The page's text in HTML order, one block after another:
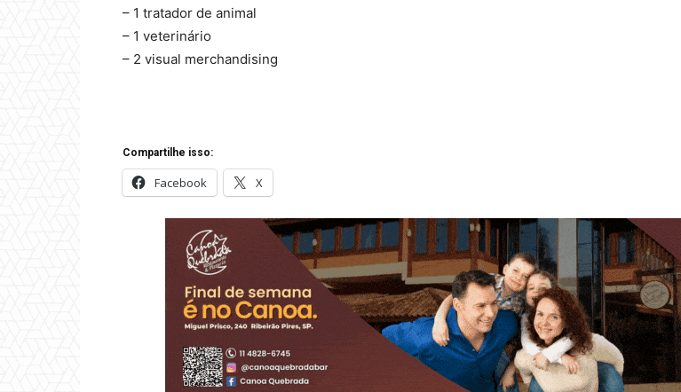
– 1 tratador de animal
– 1 veterinário
– 2 visual merchandising
Compartilhe isso:
Facebook X